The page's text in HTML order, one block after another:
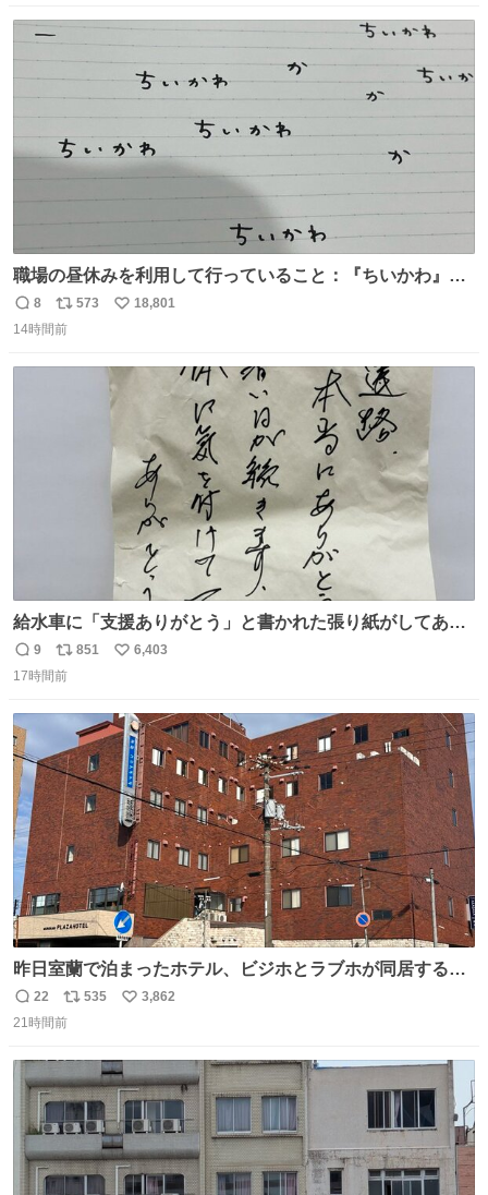
ト
数
数
職場の昼休みを利用して行っていること：『ちいかわ』の
タイトルフォントの練習
返
信
8
リ
ポ
573
い
数
18,801
14時間前
給水車に「支援ありがとう」と書かれた張り紙がしてあっ
たのだ。現地で活動する職員の疲れも少し吹き飛んだの
だ。温かいお気持ち、本当にありがとうございますなのだ
を続けていくのだ💪＃米子市上下水道局 ＃給水支援
返
信
9
リ
ポ
数
851
い
数
6,403
17時間前
昨日室蘭で泊まったホテル、ビジホとラブホが同居する謎
形態だった。2階と3階の部屋数が異様に少ない。
返
信
22
リ
ポ
ト
数
535
い
数
3,862
21時間前